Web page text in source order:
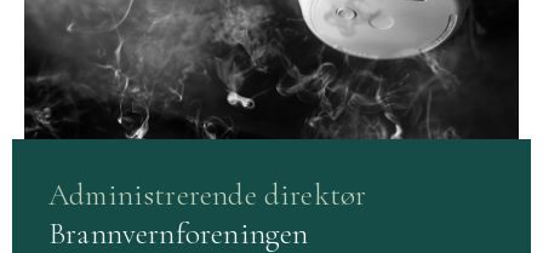
Administrerende direktør
Brannvernforeningen